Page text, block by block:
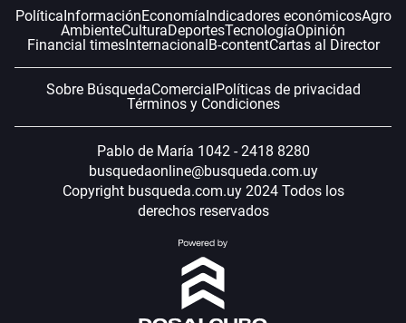
Política InformaciónEconomía Indicadores económicosAgro
AmbienteCulturaDeportesTecnologíaOpinión
Financial timesInternacional B-contentCartas al Director
Sobre BúsquedaComercial Políticas de privacidad
Términos y Condiciones
Pablo de María 1042 - 2418 8280
busquedaonline@busqueda.com.uy
Copyright busqueda.com.uy 2024 Todos los
derechos reservados